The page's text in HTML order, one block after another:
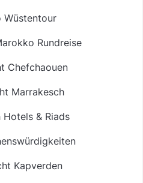
Wüstentour
Rundreise
Chefchaouen
Marrakesch
Hotels & Riads
Kapverden